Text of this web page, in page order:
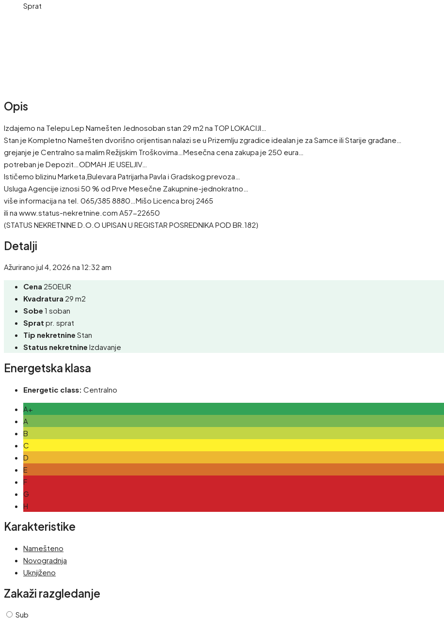
Sprat
Opis
Izdajemo na Telepu Lep Namešten Jednosoban stan 29 m2 na TOP LOKACIJI…
Stan je Kompletno Namešten dvorišno orijentisan nalazi se u Prizemlju zgradice idealan je za Samce ili Starije građane…
grejanje je Centralno sa malim Režijskim Troškovima…Mesečna cena zakupa je 250 eura…
potreban je Depozit…ODMAH JE USELJIV…
Ističemo blizinu Marketa,Bulevara Patrijarha Pavla i Gradskog prevoza…
Usluga Agencije iznosi 50 % od Prve Mesečne Zakupnine-jednokratno…
više informacija na tel. 065/385 8880…Mišo Licenca broj 2465
ili na www.status-nekretnine.com A57-22650
(STATUS NEKRETNINE D.O.O UPISAN U REGISTAR POSREDNIKA POD BR.182)
Detalji
Ažurirano jul 4, 2026 na 12:32 am
Cena 250EUR
Kvadratura 29 m2
Sobe 1 soban
Sprat pr. sprat
Tip nekretnine Stan
Status nekretnine Izdavanje
Energetska klasa
Energetic class: Centralno
A+
A
B
C
D
E
F
G
H
Karakteristike
Namešteno
Novogradnja
Uknjiženo
Zakaži razgledanje
Sub